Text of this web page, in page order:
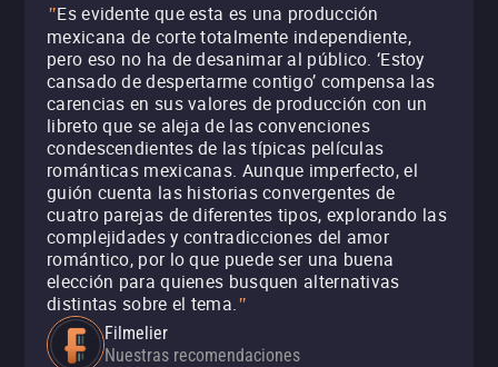
"Es evidente que esta es una producción
mexicana de corte totalmente independiente,
pero eso no ha de desanimar al público. ‘Estoy
cansado de despertarme contigo’ compensa las
carencias en sus valores de producción con un
libreto que se aleja de las convenciones
condescendientes de las típicas películas
románticas mexicanas. Aunque imperfecto, el
guión cuenta las historias convergentes de
cuatro parejas de diferentes tipos, explorando las
complejidades y contradicciones del amor
romántico, por lo que puede ser una buena
elección para quienes busquen alternativas
distintas sobre el tema."
Filmelier
Nuestras recomendaciones